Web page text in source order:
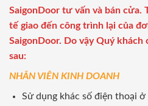
SaigonDoor tư vấn và bán cửa.
tế giao đến công trình lại của
SaigonDoor. Do vậy Quý khách
sau:
NHÂN VIÊN KINH DOANH
Sử dụng khác số điện thoại